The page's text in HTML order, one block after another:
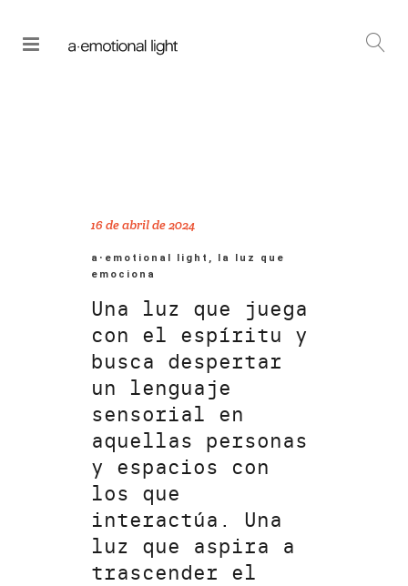
16 de abril de 2024
a·emotional light, la luz que
emociona
Una luz que juega
con el espíritu y
busca despertar
un lenguaje
sensorial en
aquellas personas
y espacios con
los que
interactúa. Una
luz que aspira a
trascender el